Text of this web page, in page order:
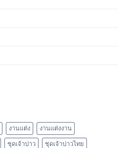
งานแต่ง งานแต่งงาน
ชุดเจ้าบ่าว ชุดเจ้าบ่าวไทย